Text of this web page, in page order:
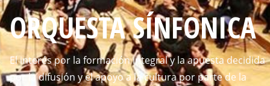
ORQUESTA SÍNFONICA
El interés por la formación integral y la apuesta decidida
por la difusión y el apoyo a la cultura por parte de la